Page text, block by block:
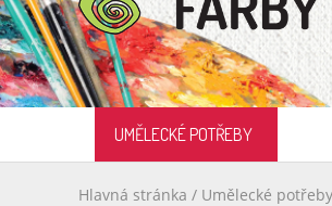
UMĚLECKÉ POTŘEBY
Hlavná stránka / Umělecké potřeby